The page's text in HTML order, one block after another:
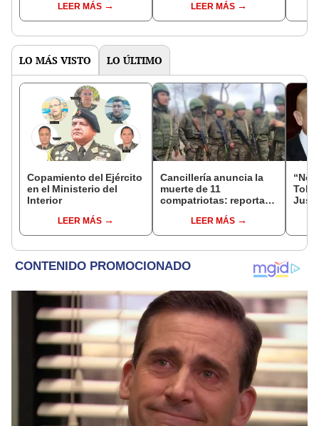
Fujimori, Roberto
Sánchez y Rafael López
LEER MÁS
Roberto Sánchez
LEER MÁS
LO MÁS VISTO LO ÚLTIMO
Copamiento del Ejército
en el Ministerio del
Interior
LEER MÁS
Cancillería anuncia la
muerte de 11
compatriotas: reportan
capturados por Ucrania
LEER MÁS
“No